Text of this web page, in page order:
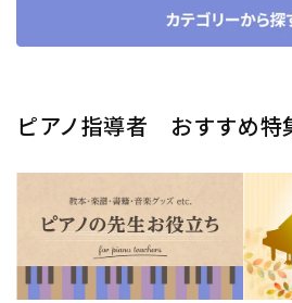
ピアノ指導者 おすすめ特